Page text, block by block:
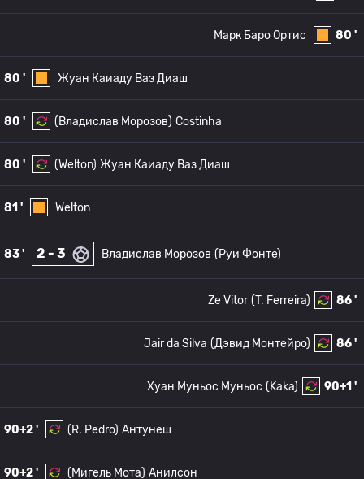
80 '
Марк Баро Ортис
80 ' Жуан Каиаду Ваз Диаш
80 ' (Владислав Морозов) Costinha
80 ' (Welton) Жуан Каиаду Ваз Диаш
81 ' Welton
83 ' 2 - 3 Владислав Морозов (Руи Фонте)
86 '
(T. Ferreira)
Ze Vitor
86 '
(Дэвид Монтейро)
Jair da Silva
90+1 '
(Kaka)
Хуан Муньос Муньос
90+2 ' (R. Pedro) Антунеш
90+2 ' (Мигель Мота) Анилсон